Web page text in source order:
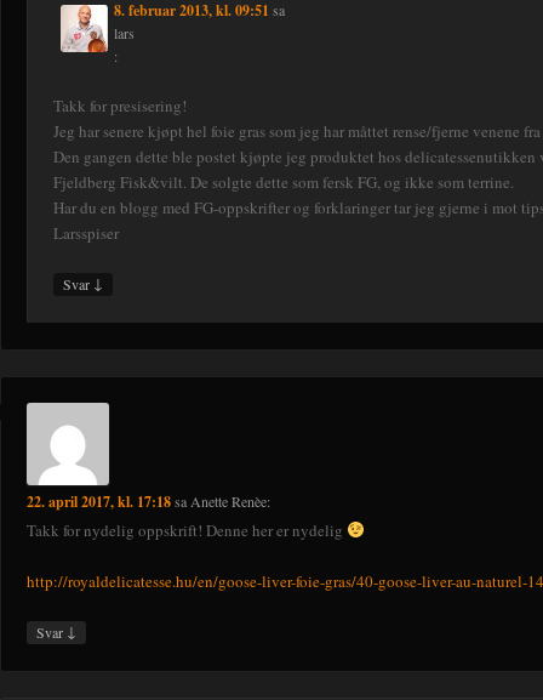
8. februar 2013, kl. 09:51 sa
lars
:
Takk for presisering!
Jeg har senere kjøpt hel foie gras som jeg har måttet rense/fjerne venene
Den gangen dette ble postet kjøpte jeg produktet hos delicatessenutikken
Fjeldberg Fisk&vilt. De solgte dette som fersk FG, og ikke som terrine.
Har du en blogg med FG-oppskrifter og forklaringer tar jeg gjerne i mot
Larsspiser
Svar ↓
22. april 2017, kl. 17:18sa Anette Renèe:
Takk for nydelig oppskrift! Denne her er nydelig
http://royaldelicatesse.hu/en/goose-liver-foie-gras/40-goose-liver-au-naturel-
Svar ↓